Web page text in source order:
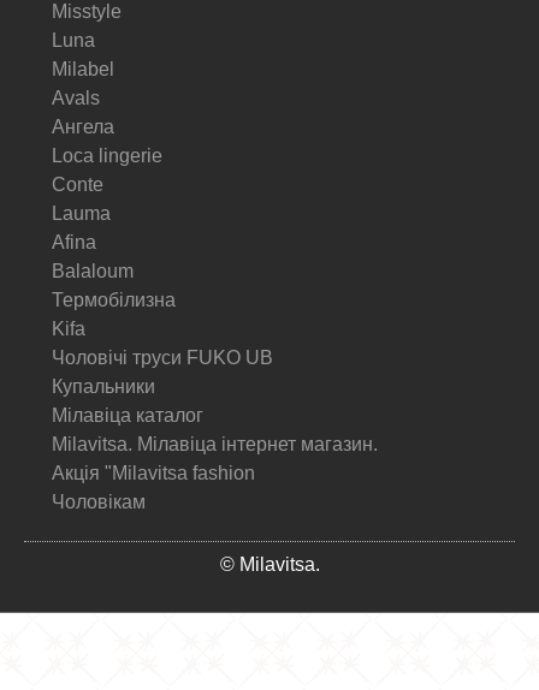
Misstyle
Luna
Milabel
Avals
Ангела
Loca lingerie
Conte
Lauma
Afina
Balaloum
Термобілизна
Kifa
Чоловічі труси FUKO UB
Купальники
Мілавіца каталог
Milavitsa. Мілавіца інтернет магазин.
Акція "Milavitsa fashion
Чоловікам
© Milavitsa.